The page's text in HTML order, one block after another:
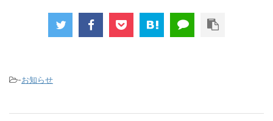
-お知らせ